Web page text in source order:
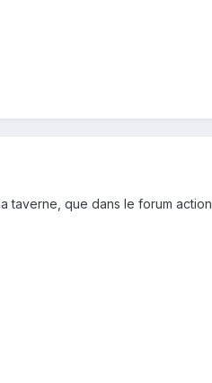
taverne, que dans le forum action